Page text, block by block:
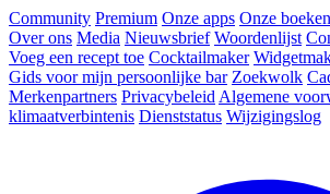
Community Premium Onze apps Onze boeken
Over ons Media Nieuwsbrief Woordenlijst
Voeg een recept toe Cocktailmaker
Gids voor mijn persoonlijke bar Zoekwolk
Merkenpartners Privacybeleid Algemene
klimaatverbintenis Dienststatus Wijzigingslog